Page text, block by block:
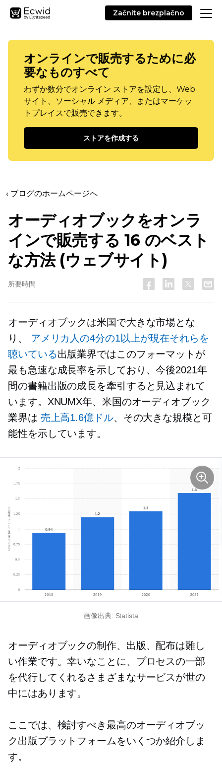
Začnite brezplačno
オンラインで販売するために必
要なものすべて
わずか数分でオンライン ストアを設定し、Web
サイト、ソーシャル メディア、またはマーケッ
トプレイスで販売できます。
ストアを作成する
‹ ブログのホームページへ
オーディオブックをオンラ
インで販売する 16 のベスト
な方法 (ウェブサイト)
所要時間
オーディオブックは米国で大きな市場とな
り、
アメリカ人の4分の1以上が現在それらを
聴いている出版業界ではこのフォーマットが
最も急速な成長率を示しており、今後2021年
間の書籍出版の成長を牽引すると見込まれて
います。XNUMX年、米国のオーディオブック
業界は 売上高1.6億ドル、その大きな規模と可
能性を示しています。
画像出典: Statista
オーディオブックの制作、出版、配布は難し
い作業です。幸いなことに、プロセスの一部
を代行してくれるさまざまなサービスが世の
中にはあります。
ここでは、検討すべき最高のオーディオブッ
ク出版プラットフォームをいくつか紹介しま
す。